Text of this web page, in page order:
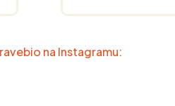
na Instagramu: